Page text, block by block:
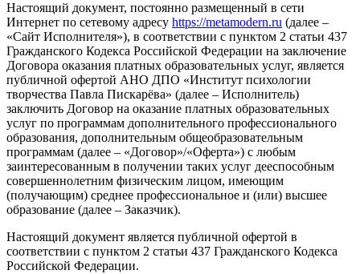
Настоящий документ, постоянно размещенный в сети
Интернет по сетевому адресу https://metamodern.ru (далее –
«Сайт Исполнителя»), в соответствии с пунктом 2 статьи 437
Гражданского Кодекса Российской Федерации на заключение
Договора оказания платных образовательных услуг, является
публичной офертой АНО ДПО «Институт психологии
творчества Павла Пискарёва» (далее – Исполнитель)
заключить Договор на оказание платных образовательных
услуг по программам дополнительного профессионального
образования, дополнительным общеобразовательным
программам (далее – «Договор»/«Оферта») с любым
заинтересованным в получении таких услуг дееспособным
совершеннолетним физическим лицом, имеющим
(получающим) среднее профессиональное и (или) высшее
образование (далее – Заказчик).
Настоящий документ является публичной офертой в
соответствии с пунктом 2 статьи 437 Гражданского Кодекса
Российской Федерации.